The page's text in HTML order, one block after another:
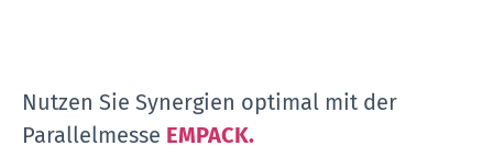
Nutzen Sie Synergien optimal mit der
Parallelmesse EMPACK.